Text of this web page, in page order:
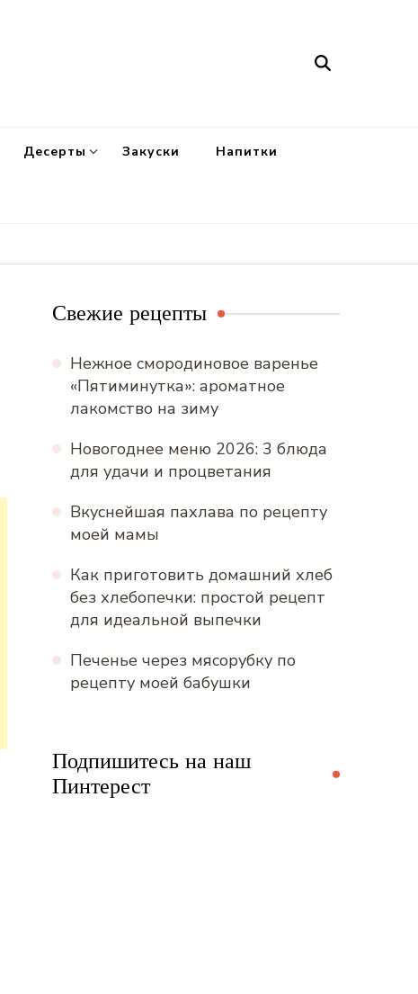
Десерты Закуски Напитки
Свежие рецепты
Нежное смородиновое варенье
«Пятиминутка»: ароматное
лакомство на зиму
Новогоднее меню 2026: 3 блюда
для удачи и процветания
Вкуснейшая пахлава по рецепту
моей мамы
Как приготовить домашний хлеб
без хлебопечки: простой рецепт
для идеальной выпечки
Печенье через мясорубку по
рецепту моей бабушки
Подпишитесь на наш
Пинтерест